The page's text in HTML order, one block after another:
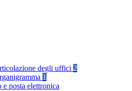
degli uffici 2
1
e posta elettronica